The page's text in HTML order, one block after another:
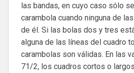
las bandas, en cuyo caso sólo
carambola cuando ninguna de
de él. Si las bolas dos y tres
alguna de las líneas del cuadro
carambolas son válidas. En las
71/2, los cuadros cortos o